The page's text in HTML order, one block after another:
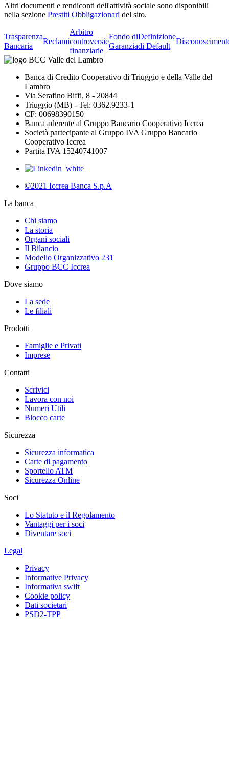
Altri documenti e rendiconti dell'attività sociale sono disponibili
nella sezione Prestiti Obbligazionari del sito.
Trasparenza
Bancaria
Reclami
Arbitro
controversie
finanziarie
Fondo di
Garanzia
Definizione
di Default
Banca di Credito Cooperativo di Triuggio e della Valle del
Lambro
Via Serafino Biffi, 8 - 20844
Triuggio (MB) - Tel: 0362.9233-1
CF: 00698390150
Banca aderente al Gruppo Bancario Cooperativo Iccrea
Società partecipante al Gruppo IVA Gruppo Bancario
Cooperativo Iccrea
Partita IVA 15240741007
©2021 Iccrea Banca S.p.A
La banca
Chi siamo
La storia
Organi sociali
Il Bilancio
Modello Organizzativo 231
Gruppo BCC Iccrea
Dove siamo
La sede
Le filiali
Prodotti
Famiglie e Privati
Imprese
Contatti
Scrivici
Lavora con noi
Numeri Utili
Blocco carte
Sicurezza
Sicurezza informatica
Carte di pagamento
Sportello ATM
Sicurezza Online
Soci
Lo Statuto e il Regolamento
Vantaggi per i soci
Diventare soci
Legal
Privacy
Informative Privacy
Informativa swift
Cookie policy
Dati societari
PSD2-TPP